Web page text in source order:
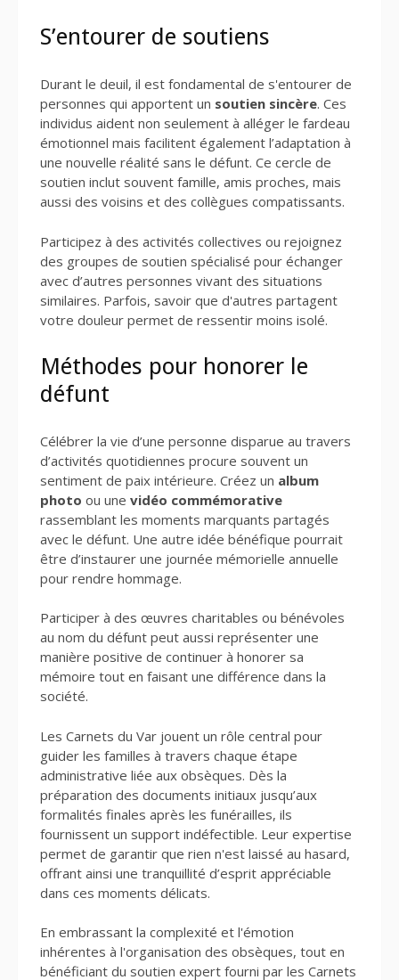
S’entourer de soutiens
Durant le deuil, il est fondamental de s'entourer de
personnes qui apportent un soutien sincère. Ces
individus aident non seulement à alléger le fardeau
émotionnel mais facilitent également l’adaptation à
une nouvelle réalité sans le défunt. Ce cercle de
soutien inclut souvent famille, amis proches, mais
aussi des voisins et des collègues compatissants.
Participez à des activités collectives ou rejoignez
des groupes de soutien spécialisé pour échanger
avec d’autres personnes vivant des situations
similaires. Parfois, savoir que d'autres partagent
votre douleur permet de ressentir moins isolé.
Méthodes pour honorer le
défunt
Célébrer la vie d’une personne disparue au travers
d’activités quotidiennes procure souvent un
sentiment de paix intérieure. Créez un album
photo ou une vidéo commémorative
rassemblant les moments marquants partagés
avec le défunt. Une autre idée bénéfique pourrait
être d’instaurer une journée mémorielle annuelle
pour rendre hommage.
Participer à des œuvres charitables ou bénévoles
au nom du défunt peut aussi représenter une
manière positive de continuer à honorer sa
mémoire tout en faisant une différence dans la
société.
Les Carnets du Var jouent un rôle central pour
guider les familles à travers chaque étape
administrative liée aux obsèques. Dès la
préparation des documents initiaux jusqu’aux
formalités finales après les funérailles, ils
fournissent un support indéfectible. Leur expertise
permet de garantir que rien n'est laissé au hasard,
offrant ainsi une tranquillité d’esprit appréciable
dans ces moments délicats.
En embrassant la complexité et l'émotion
inhérentes à l'organisation des obsèques, tout en
bénéficiant du soutien expert fourni par les Carnets